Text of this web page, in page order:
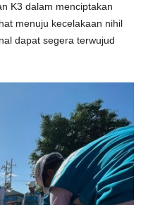
K3 dalam menciptakan
menuju kecelakaan nihil
dapat segera terwujud